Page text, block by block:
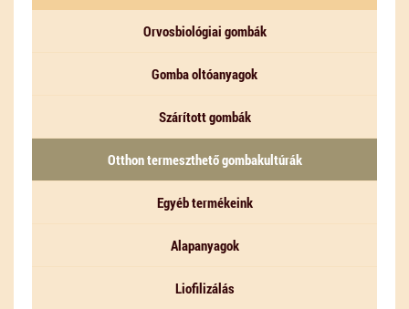
Orvosbiológiai gombák
Gomba oltóanyagok
Szárított gombák
Otthon termeszthető gombakultúrák
Egyéb termékeink
Alapanyagok
Liofilizálás